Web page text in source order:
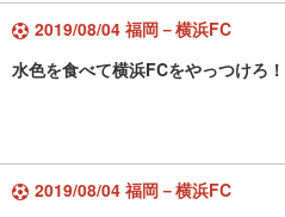
2019/08/04 福岡－横浜FC
水色を食べて横浜FCをやっつけろ！
2019/08/04 福岡－横浜FC